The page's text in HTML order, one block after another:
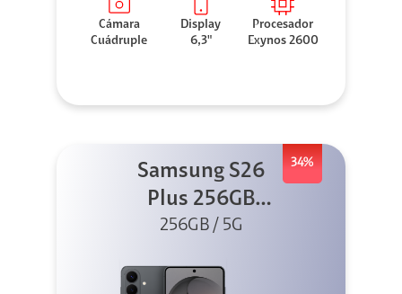
Cámara
Cuádruple
Display
6,3"
Procesador
Exynos 2600
34%
Samsung S26
Plus 256GB
Negro
256GB / 5G